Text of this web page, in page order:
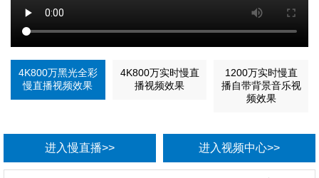
4K800万黑光全彩
慢直播视频效果
4K800万实时慢直
播视频效果
1200万实时慢直
播自带背景音乐视
频效果
进入慢直播>> 进入视频中心>>